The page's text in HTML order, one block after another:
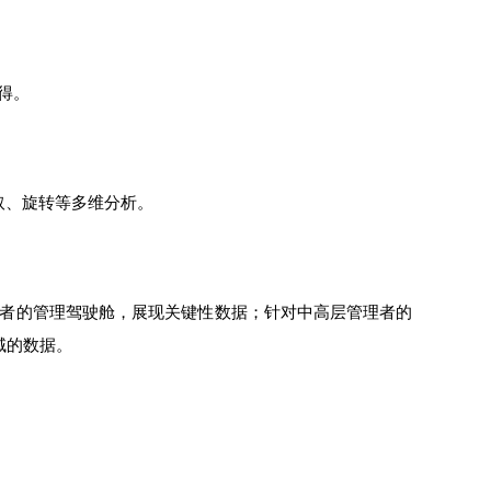
。
旋转等多维分析。
的管理驾驶舱，展现关键性数据；针对中高层管理者的
数据。